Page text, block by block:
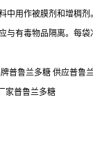
中用作被膜剂和增稠剂。
有毒物品隔离。每袋
鲁兰多糖 供应普
家普鲁兰多糖